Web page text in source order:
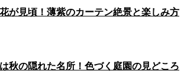
が見頃！薄紫のカーテン絶景と楽しみ方
秋の隠れた名所！色づく庭園の見どころ